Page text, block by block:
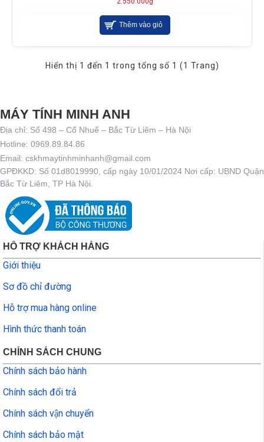
Thêm vào giỏ
Hiển thị 1 đến 1 trong tổng số 1 (1 Trang)
MÁY TÍNH MINH ANH
Địa chỉ: Số 498 – Cổ Nhuế – Bắc Từ Liêm – Hà Nội
Hotline: 0969.89.84.86
Email: cskhmaytinhminhanh@gmail.com
GPĐKKD: Số 01d8019990, cấp ngày 10/01/2024 Nơi cấp: UBND Quận
Bắc Từ Liêm, TP Hà Nội.
HỖ TRỢ KHÁCH HÀNG
Giới thiệu
Sơ đồ chỉ đường
Hỗ trợ mua hàng online
Hình thức thanh toán
CHÍNH SÁCH CHUNG
Chính sách bảo hành
Chính sách đổi trả
Chính sách vận chuyển
Chính sách bảo mật